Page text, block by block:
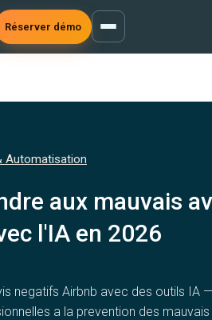
Réserver démo
Automatisation
aux mauvais
l'IA en 2026
negatifs Airbnb avec des outils IA
a la prevention des mauvais